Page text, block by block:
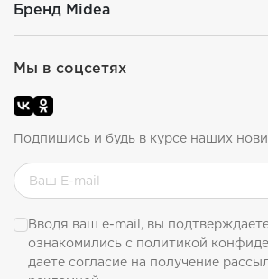
Бренд Midea
Мы в соцсетях
Подпишись и будь в курсе наших
Вводя ваш e-mail, вы
ознакомились с политикой
даете согласие на получение